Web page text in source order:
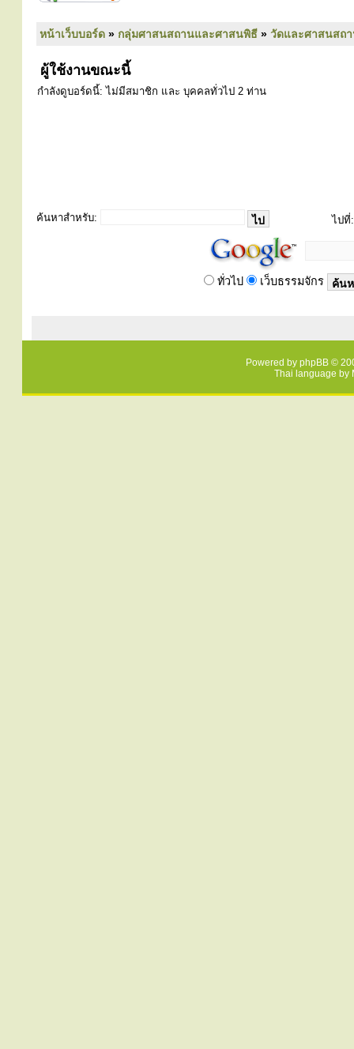
หน้าเว็บบอร์ด » กลุ่มศาสนสถานและศาสนพิธี » วัดและศาสนสถ
ผู้ใช้งานขณะนี้
กำลังดูบอร์ดนี้: ไม่มีสมาชิก และ บุคคลทั่วไป 2 ท่าน
ค้นหาสำหรับ: ไปที่:
ทั่วไป เว็บธรรมจักร
Powered by phpBB ©
Thai language by